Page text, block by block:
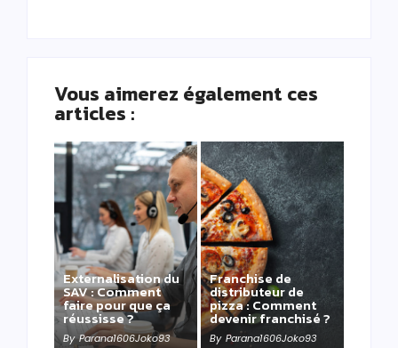
Vous aimerez également ces
articles :
Externalisation du
SAV : Comment
faire pour que ça
réussisse ?
By Parana1606Joko93
Franchise de
distributeur de
pizza : Comment
devenir franchisé ?
By Parana1606Joko93